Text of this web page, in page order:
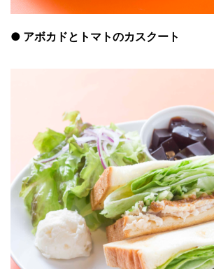
● アボカドとトマトのカスクート